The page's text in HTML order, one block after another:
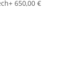
+ 650,00 €